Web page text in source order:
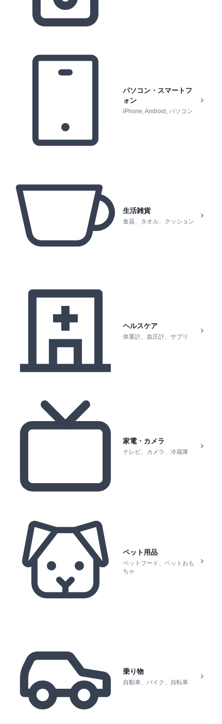
パソコン・スマートフ
ォン
iPhone, Android, パソコン
生活雑貨
食器、タオル、クッション
ヘルスケア
体重計、血圧計、サプリ
家電・カメラ
テレビ、カメラ、冷蔵庫
ペット用品
ペットフード、ペットおも
ちゃ
乗り物
自動車、バイク、自転車